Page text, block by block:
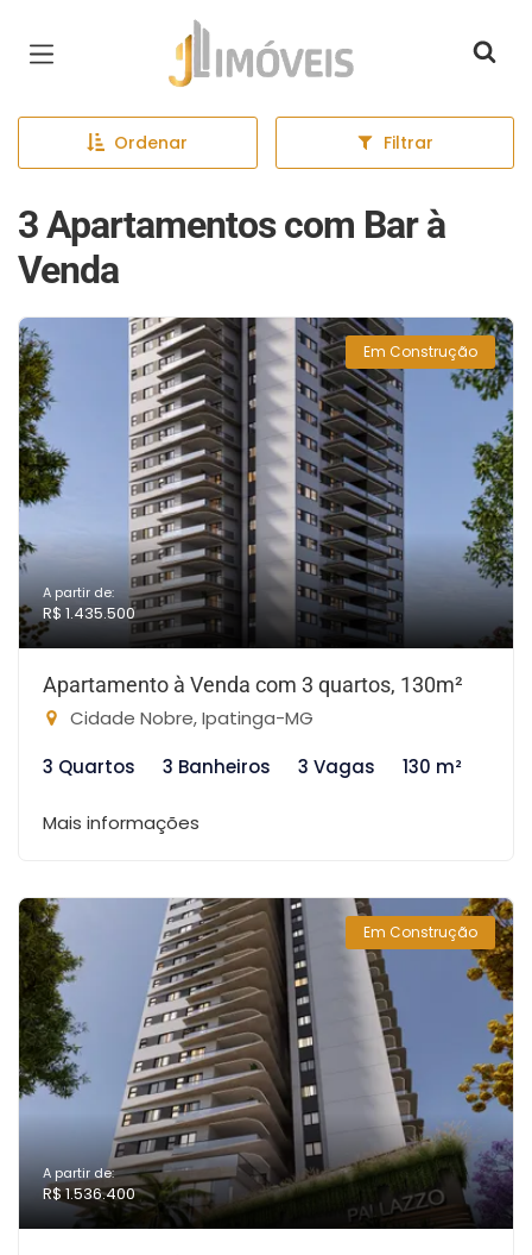
Página inicial
Ordenar Filtrar
3 Apartamentos com Bar à
Venda
Em Construção
A partir de:
R$ 1.435.500
Apartamento à Venda com 3 quartos, 130m²
Cidade Nobre, Ipatinga-MG
3 Quartos
3 Banheiros 3 Vagas 130 m²
Mais informações
Em Construção
A partir de:
R$ 1.536.400